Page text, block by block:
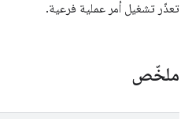
تعذّر تشغيل أمر عملية فرعية.
ملخّص